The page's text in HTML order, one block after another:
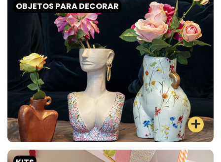
OBJETOS PARA DECORAR